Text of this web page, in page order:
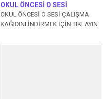
OKUL ÖNCESİ O SESİ
OKUL ÖNCESİ O SESİ ÇALIŞMA
KAĞIDINI İNDİRMEK İÇİN TIKLAYIN.